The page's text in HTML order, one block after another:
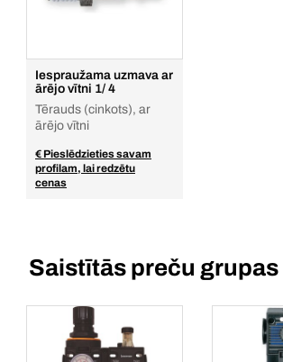
Iespraužama uzmava ar
ārējo vītni 1/ 4
Tērauds (cinkots), ar
ārējo vītni
€ Pieslēdzieties savam
profilam, lai redzētu
cenas
Saistītās preču grupas